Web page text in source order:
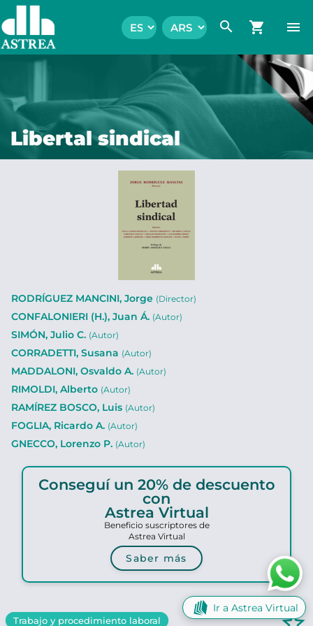
search shopping_cart menu
Libertal sindical
RODRÍGUEZ MANCINI, Jorge (Director)
CONFALONIERI (H.), Juan Á. (Autor)
SIMÓN, Julio C. (Autor)
CORRADETTI, Susana (Autor)
MADDALONI, Osvaldo A. (Autor)
RIMOLDI, Alberto (Autor)
RAMÍREZ BOSCO, Luis (Autor)
FOGLIA, Ricardo A. (Autor)
GNECCO, Lorenzo P. (Autor)
Conseguí un 20% de descuento
con
Astrea Virtual
Beneficio suscriptores de
Astrea Virtual
Saber más
Trabajo y procedimiento laboral
Ir a Astrea Virtual